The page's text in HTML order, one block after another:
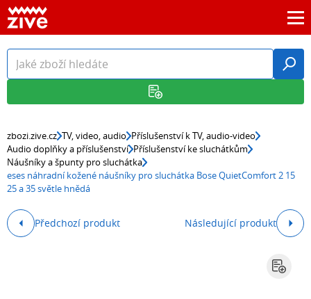
zbozi.zive.cz TV, video, audio Příslušenství k TV, audio-video
Audio doplňky a příslušenství Příslušenství ke sluchátkům
Náušníky a špunty pro sluchátka
eses náhradní kožené náušníky pro sluchátka Bose QuietComfort 2 15
25 a 35 světle hnědá
Předchozí produkt Následující produkt